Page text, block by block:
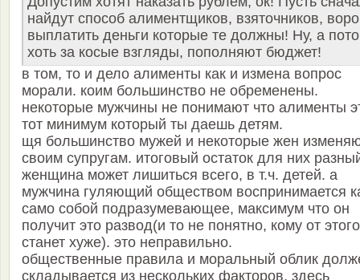
найдут способ алиментщиков, взяточников,
выплатить деньги которые те должны! Ну, а
хоть за косые взгляды, пополняют бюджет!
в том, то и дело алименты как и измена вопрос
морали. коим большинство не обременены.
некоторые мужчины не понимают что алименты
тот минимум который ты даешь детям.
щя большинство мужей и некоторые жен
своим супругам. итоговый остаток для них
женщина может лишиться всего, в т.ч. детей. а
мужчина гуляющий обществом воспринимается
само собой подразумевающее, максимум что он
получит это развод(и то не понятно, кому от этого
станет хуже). это неправильно.
общественные правила и моральный облик
складывается из нескольких факторов, здесь